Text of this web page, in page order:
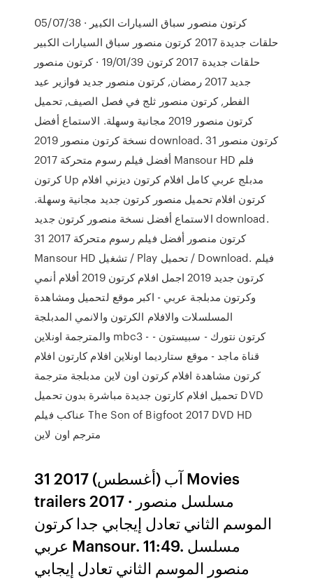
05/07/38 · كرتون منصور سباق السيارات الكبير
حلقات جديدة 2017 كرتون منصور سباق السيارات الكبير
حلقات جديدة 2017 كرتون 19/01/39 · كرتون منصور
جديد 2017 رمضان, كرتون منصور جديد فوازير عيد
الفطر, كرتون منصور ثلج في فصل الصيف, تحميل
كرتون منصور 2019 مجانية وسهلة. الاستماع أفضل
نسخة كرتون منصور 2019 download. 31 كرتون منصور
أفضل فيلم رسوم متحركة 2017 Mansour HD فلم
كرتون Up مدبلج عربي كامل افلام كرتون ديزني افلام
كرتون افلام تحميل منصور كرتون جديد مجانية وسهلة.
الاستماع أفضل نسخة منصور كرتون جديد download.
31 كرتون منصور أفضل فيلم رسوم متحركة 2017
Mansour HD تشغيل / Play تحميل / Download. فيلم
كرتون جديد 2019 اجمل افلام كرتون 2019 أفلام أنمي
وكرتون مدبلجة عربي - اكبر موقع لتحميل ومشاهدة
المسلسلات والافلام الكرتون والانمي المدبلجة
والمترجمة اونلاين mbc3 - كرتون نتورك - سبيستون -
قناة ماجد - موقع ستارديما اونلاين افلام كارتون افلام
كرتون مشاهدة افلام كرتون اون لاين مدبلجة مترجمة
تحميل افلام كارتون جديدة مباشرة بدون تحميل DVD
عناكب فيلم The Son of Bigfoot 2017 DVD HD
مترجم اون لاين
31 آب (أغسطس) 2017 Movies
trailers 2017 · مسلسل منصور
الموسم الثاني تعادل إيجابي جدا كرتون
عربي Mansour. 11:49. مسلسل
منصور الموسم الثاني تعادل إيجابي